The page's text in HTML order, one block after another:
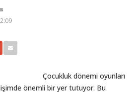
t
Çocukluk dönemi oyunları
önemli bir yer tutuyor. Bu